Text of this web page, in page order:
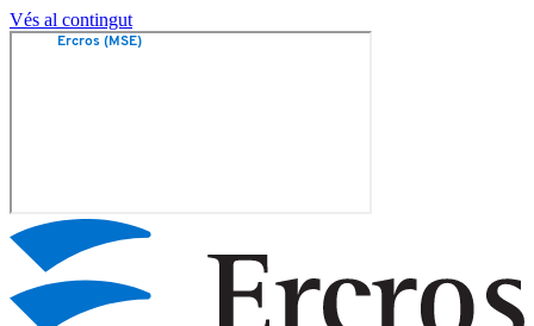
Vés al contingut